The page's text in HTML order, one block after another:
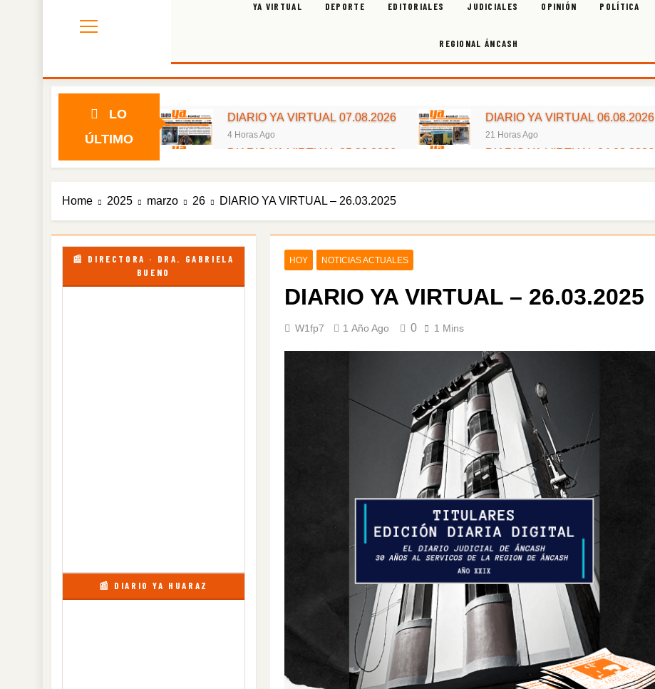
YA VIRTUAL DEPORTE EDITORIALES JUDICIALES OPINIÓN POLÍTICA
REGIONAL ÁNCASH
LO
ÚLTIMO
DIARIO YA VIRTUAL 07.08.2026
4 Horas Ago
DIARIO YA VIRTUAL 06.08.2026
21 Horas Ago
DIARIO YA VIRTUAL 05.08.2026
2 Días Ago
DIARIO YA VIRTUAL 04.08.2026
3 Días Ago
4 Días Ago
DIARIO YA VIRTUAL 01.08.2026 DIARIO YA VIRTUAL 31.07.2026
DIARIO YA VIRTUAL 30.07.2026
Home 2025 marzo 26 DIARIO YA VIRTUAL – 26.03.2025
📰 DIRECTORA · DRA. GABRIELA
BUENO
📰 DIARIO YA HUARAZ
HOY NOTICIAS ACTUALES
DIARIO YA VIRTUAL – 26.03.2025
W1fp7 1 Año Ago 0 1 Mins